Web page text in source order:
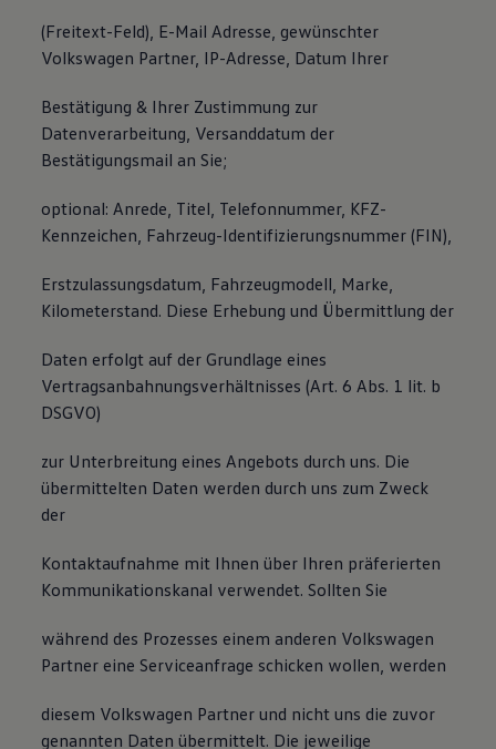
(Freitext-Feld), E-Mail Adresse, gewünschter
Volkswagen Partner, IP-Adresse, Datum Ihrer
Bestätigung & Ihrer Zustimmung zur
Datenverarbeitung, Versanddatum der
Bestätigungsmail an Sie;
optional: Anrede, Titel, Telefonnummer, KFZ-
Kennzeichen, Fahrzeug-Identifizierungsnummer (FIN),
Erstzulassungsdatum, Fahrzeugmodell, Marke,
Kilometerstand. Diese Erhebung und Übermittlung der
Daten erfolgt auf der Grundlage eines
Vertragsanbahnungsverhältnisses (Art. 6 Abs. 1 lit. b
DSGVO)
zur Unterbreitung eines Angebots durch uns. Die
übermittelten Daten werden durch uns zum Zweck
der
Kontaktaufnahme mit Ihnen über Ihren präferierten
Kommunikationskanal verwendet. Sollten Sie
während des Prozesses einem anderen Volkswagen
Partner eine Serviceanfrage schicken wollen, werden
diesem Volkswagen Partner und nicht uns die zuvor
genannten Daten übermittelt. Die jeweilige